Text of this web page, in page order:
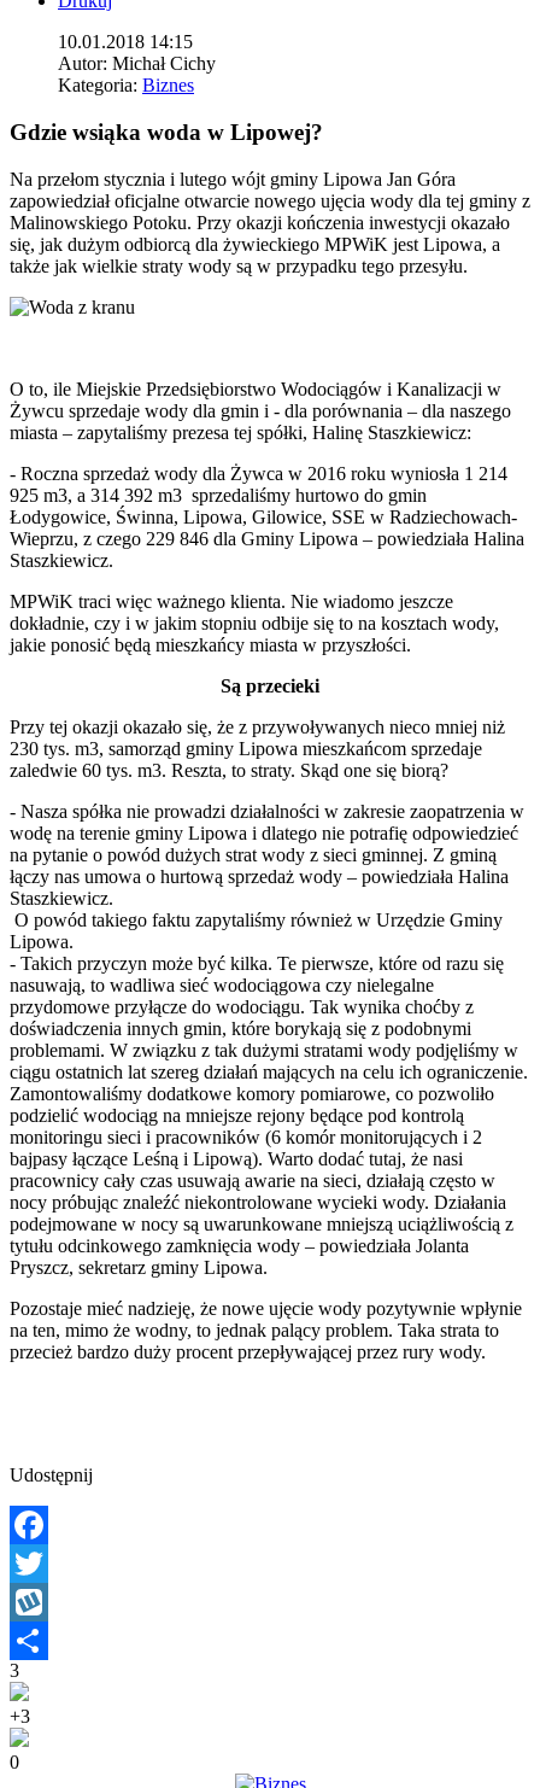
10.01.2018 14:15
Autor: Michał Cichy
Kategoria: Biznes
Gdzie wsiąka woda w Lipowej?
Na przełom stycznia i lutego wójt gminy Lipowa Jan Góra
zapowiedział oficjalne otwarcie nowego ujęcia wody dla tej gminy z
Malinowskiego Potoku. Przy okazji kończenia inwestycji okazało
się, jak dużym odbiorcą dla żywieckiego MPWiK jest Lipowa, a
także jak wielkie straty wody są w przypadku tego przesyłu.
O to, ile Miejskie Przedsiębiorstwo Wodociągów i Kanalizacji w
Żywcu sprzedaje wody dla gmin i - dla porównania – dla naszego
miasta – zapytaliśmy prezesa tej spółki, Halinę Staszkiewicz:
- Roczna sprzedaż wody dla Żywca w 2016 roku wyniosła 1 214
925 m3, a 314 392 m3 sprzedaliśmy hurtowo do gmin
Łodygowice, Świnna, Lipowa, Gilowice, SSE w Radziechowach-
Wieprzu, z czego 229 846 dla Gminy Lipowa – powiedziała Halina
Staszkiewicz.
MPWiK traci więc ważnego klienta. Nie wiadomo jeszcze
dokładnie, czy i w jakim stopniu odbije się to na kosztach wody,
jakie ponosić będą mieszkańcy miasta w przyszłości.
Są przecieki
Przy tej okazji okazało się, że z przywoływanych nieco mniej niż
230 tys. m3, samorząd gminy Lipowa mieszkańcom sprzedaje
zaledwie 60 tys. m3. Reszta, to straty. Skąd one się biorą?
- Nasza spółka nie prowadzi działalności w zakresie zaopatrzenia w
wodę na terenie gminy Lipowa i dlatego nie potrafię odpowiedzieć
na pytanie o powód dużych strat wody z sieci gminnej. Z gminą
łączy nas umowa o hurtową sprzedaż wody – powiedziała Halina
Staszkiewicz.
O powód takiego faktu zapytaliśmy również w Urzędzie Gminy
Lipowa.
- Takich przyczyn może być kilka. Te pierwsze, które od razu się
nasuwają, to wadliwa sieć wodociągowa czy nielegalne
przydomowe przyłącze do wodociągu. Tak wynika choćby z
doświadczenia innych gmin, które borykają się z podobnymi
problemami. W związku z tak dużymi stratami wody podjęliśmy w
ciągu ostatnich lat szereg działań mających na celu ich ograniczenie.
Zamontowaliśmy dodatkowe komory pomiarowe, co pozwoliło
podzielić wodociąg na mniejsze rejony będące pod kontrolą
monitoringu sieci i pracowników (6 komór monitorujących i 2
bajpasy łączące Leśną i Lipową). Warto dodać tutaj, że nasi
pracownicy cały czas usuwają awarie na sieci, działają często w
nocy próbując znaleźć niekontrolowane wycieki wody. Działania
podejmowane w nocy są uwarunkowane mniejszą uciążliwością z
tytułu odcinkowego zamknięcia wody – powiedziała Jolanta
Pryszcz, sekretarz gminy Lipowa.
Pozostaje mieć nadzieję, że nowe ujęcie wody pozytywnie wpłynie
na ten, mimo że wodny, to jednak palący problem. Taka strata to
przecież bardzo duży procent przepływającej przez rury wody.
Udostępnij
Facebook
Twitter
Wykop
Share
3
+3
0